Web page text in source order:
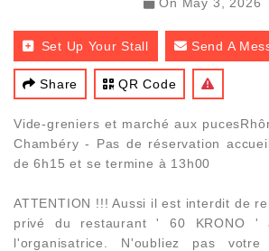
Set Up Your Stall Send A
Share QR Code
Vide-greniers et marché aux
Chambéry - Pas de réservation
de 6h15 et se termine à 13h00
ATTENTION !!! Aussi il est interdit de
privé du restaurant ' 60 KRONO '
l'organisatrice. N'oubliez pas votre